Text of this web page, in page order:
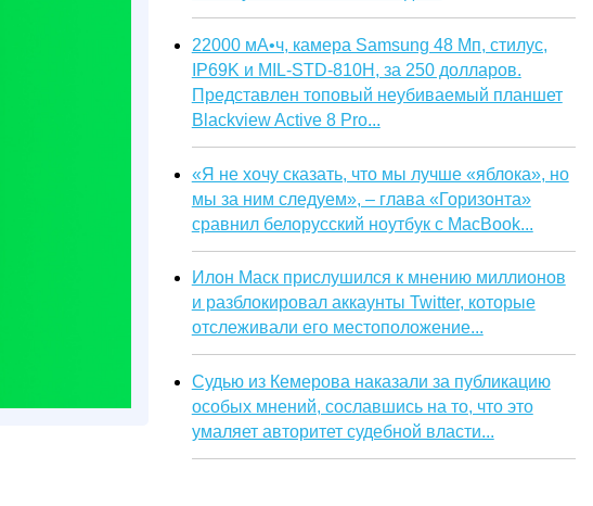
22000 мА•ч, камера Samsung 48 Мп, стилус,
IP69K и MIL-STD-810H, за 250 долларов.
Представлен топовый неубиваемый планшет
Blackview Active 8 Pro...
«Я не хочу сказать, что мы лучше «яблока», но
мы за ним следуем», – глава «Горизонта»
сравнил белорусский ноутбук с MacBook...
Илон Маск прислушился к мнению миллионов
и разблокировал аккаунты Twitter, которые
отслеживали его местоположение...
Судью из Кемерова наказали за публикацию
особых мнений, сославшись на то, что это
умаляет авторитет судебной власти...